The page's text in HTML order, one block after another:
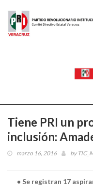
Tiene PRI un
inclusión:
marzo 16, 2016 by
• Se registran 17